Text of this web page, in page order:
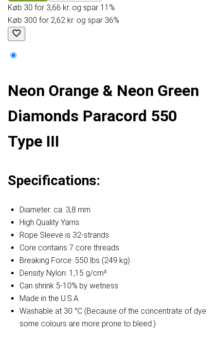
Køb 30 for 3,66 kr. og spar 11%
Køb 300 for 2,62 kr. og spar 36%
Neon Orange & Neon Green
Diamonds Paracord 550
Type III
Specifications:
Diameter: ca. 3,8 mm
High Quality Yarns
Rope Sleeve is 32-strands
Core contains 7 core threads
Breaking Force: 550 lbs (249 kg)
Density Nylon: 1,15 g/cm³
Can shrink 5-10% by wetness
Made in the U.S.A.
Washable at 30 °C (Because of the concentrate of dye
some colours are more prone to bleed.)